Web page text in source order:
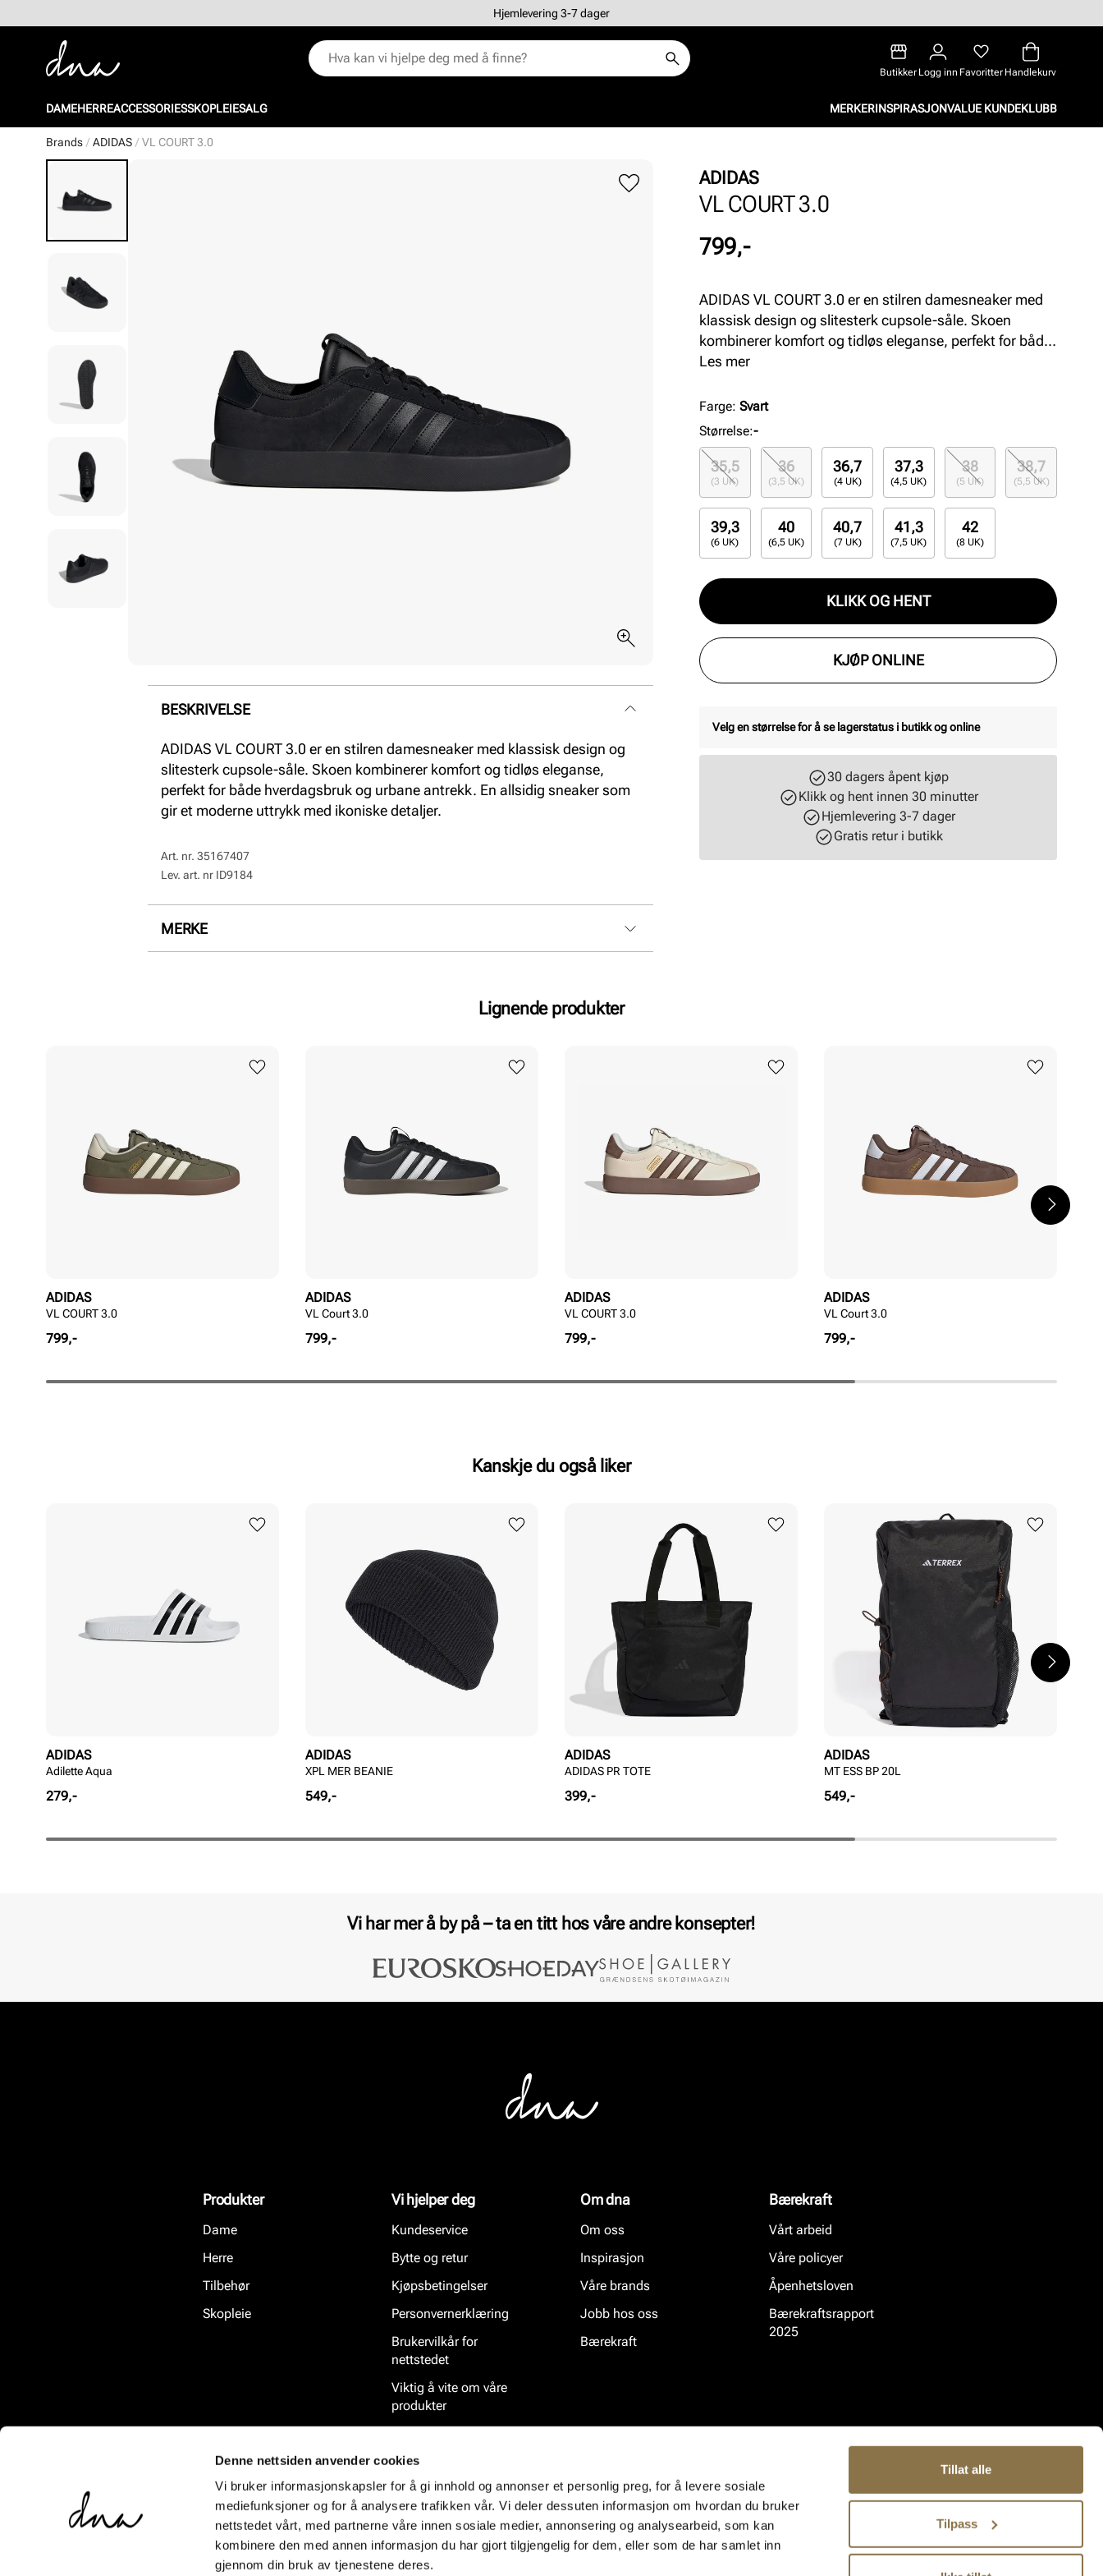
Denne nettsiden anvender cookies
Vi bruker informasjonskapsler for å gi innhold og annonser et personlig preg, for å levere sosiale
mediefunksjoner og for å analysere trafikken vår. Vi deler dessuten informasjon om hvordan du bruker
nettstedet vårt, med partnerne våre innen sosiale medier, annonsering og analysearbeid, som kan
kombinere den med annen informasjon du har gjort tilgjengelig for dem, eller som de har samlet inn
gjennom din bruk av tjenestene deres.
Tillat alle
Tilpass
Hjemlevering 3-7 dager
Butikker Logg inn Favoritter Handlekurv
DAMEHERREACCESSORIESSKOPLEIESALG MERKERINSPIRASJONVALUE KUNDEKLUBB
Brands ADIDAS VL COURT 3.0
BESKRIVELSE
ADIDAS VL COURT 3.0 er en stilren damesneaker med klassisk design og
slitesterk cupsole-såle. Skoen kombinerer komfort og tidløs eleganse,
perfekt for både hverdagsbruk og urbane antrekk. En allsidig sneaker som
gir et moderne uttrykk med ikoniske detaljer.
Art. nr. 35167407
Lev. art. nr ID9184
MERKE
ADIDAS
VL COURT 3.0
Pris
799,-
ADIDAS VL COURT 3.0 er en stilren damesneaker med
klassisk design og slitesterk cupsole-såle. Skoen
kombinerer komfort og tidløs eleganse, perfekt for både
hverdagsbruk og urbane antrekk. En allsidig sneaker
Les mer
Farge: Svart
Størrelse:-
35,5
(3 UK)
36
(3,5 UK)
36,7
(4 UK)
37,3
(4,5 UK)
38
(5 UK)
38,7
(5,5 UK)
39,3
(6 UK)
40
(6,5 UK)
40,7
(7 UK)
41,3
(7,5 UK)
42
(8 UK)
KLIKK OG HENT
KJØP ONLINE
Velg en størrelse for å se lagerstatus i butikk og online
30 dagers åpent kjøp
Klikk og hent innen 30 minutter
Hjemlevering 3-7 dager
Gratis retur i butikk
Lignende produkter
ADIDAS
VL COURT 3.0
Pris
799,-
ADIDAS
VL Court 3.0
Pris
799,-
ADIDAS
VL COURT 3.0
Pris
799,-
ADIDAS
VL Court 3.0
Pris
799,-
Kanskje du også liker
ADIDAS
Adilette Aqua
Pris
279,-
ADIDAS
XPL MER BEANIE
Pris
549,-
ADIDAS
ADIDAS PR TOTE
Pris
399,-
ADIDAS
MT ESS BP 20L
Pris
549,-
Vi har mer å by på – ta en titt hos våre andre konsepter!
Produkter
Dame
Herre
Tilbehør
Skopleie
Vi hjelper deg
Kundeservice
Bytte og retur
Kjøpsbetingelser
Personvernerklæring
Brukervilkår for
nettstedet
Viktig å vite om våre
produkter
Om dna
Om oss
Inspirasjon
Våre brands
Jobb hos oss
Bærekraft
Bærekraft
Vårt arbeid
Våre policyer
Åpenhetsloven
Bærekraftsrapport
2025